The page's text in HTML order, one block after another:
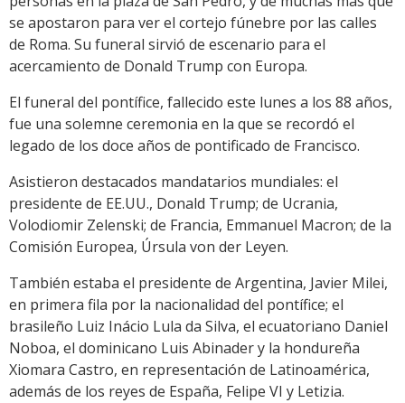
se apostaron para ver el cortejo fúnebre por las calles
de Roma. Su funeral sirvió de escenario para el
acercamiento de Donald Trump con Europa.
El funeral del pontífice, fallecido este lunes a los 88 años,
fue una solemne ceremonia en la que se recordó el
legado de los doce años de pontificado de Francisco.
Asistieron destacados mandatarios mundiales: el
presidente de EE.UU., Donald Trump; de Ucrania,
Volodiomir Zelenski; de Francia, Emmanuel Macron; de la
Comisión Europea, Úrsula von der Leyen.
También estaba el presidente de Argentina, Javier Milei,
en primera fila por la nacionalidad del pontífice; el
brasileño Luiz Inácio Lula da Silva, el ecuatoriano Daniel
Noboa, el dominicano Luis Abinader y la hondureña
Xiomara Castro, en representación de Latinoamérica,
además de los reyes de España, Felipe VI y Letizia.